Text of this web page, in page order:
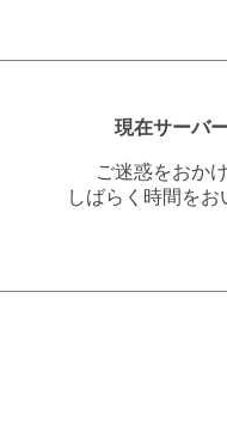
現在サーバ
ご迷惑をおか
しばらく時間を